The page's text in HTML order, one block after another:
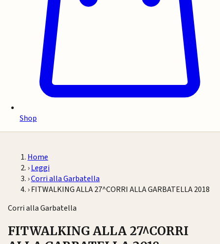
Shop
Home
›Leggi
›Corri alla Garbatella
›FITWALKING ALLA 27^CORRI ALLA GARBATELLA 2018
Corri alla Garbatella
FITWALKING ALLA 27^CORRI